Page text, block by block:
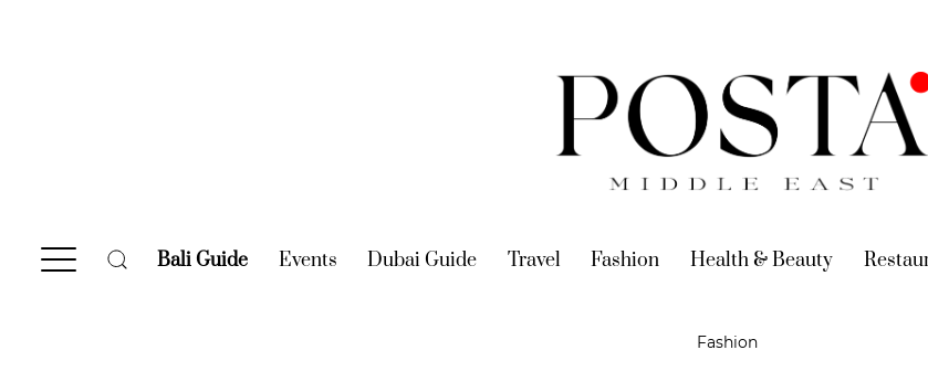
Bali Guide (current)
Events (current)
Dubai Guide (current)
Travel (current)
Fashion (current)
Health & Beauty (current)
Fashion